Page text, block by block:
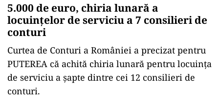
5.000 de euro, chiria lunară a
locuințelor de serviciu a 7 consilieri de
conturi
Curtea de Conturi a României a precizat pentru
PUTEREA că achită chiria lunară pentru locuința
de serviciu a șapte dintre cei 12 consilieri de
conturi.